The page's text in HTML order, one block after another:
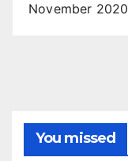
November 2020
You missed